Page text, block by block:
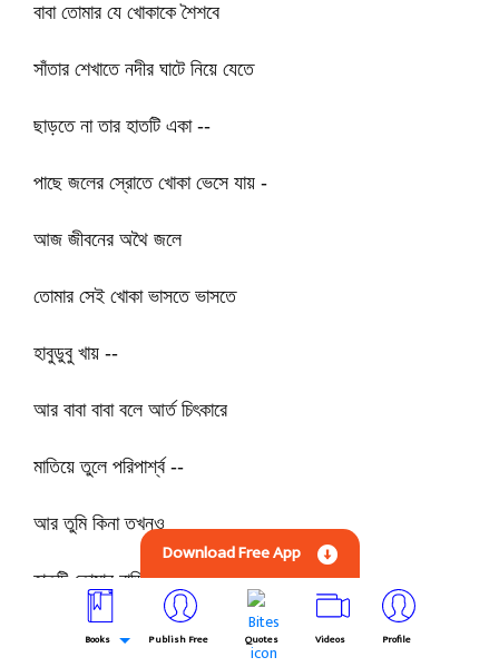
বাবা তোমার যে খোকাকে শৈশবে
সাঁতার শেখাতে নদীর ঘাটে নিয়ে যেতে
ছাড়তে না তার হাতটি একা --
পাছে জলের স্রোতে খোকা ভেসে যায় -
আজ জীবনের অথৈ জলে
তোমার সেই খোকা ভাসতে ভাসতে
হাবুডুবু খায় --
আর বাবা বাবা বলে আর্ত চিৎকারে
মাতিয়ে তুলে পরিপার্শ্ব --
আর তুমি কিনা তখনও
হাতটি তোমার বাড়িয়ে দিতে ভুলে গেলে।
এ কোন বিস্মৃতি আজ তোমায় পেয়ে বসেছে -
Download Free App
Books Publish Free Quotes Videos Profile